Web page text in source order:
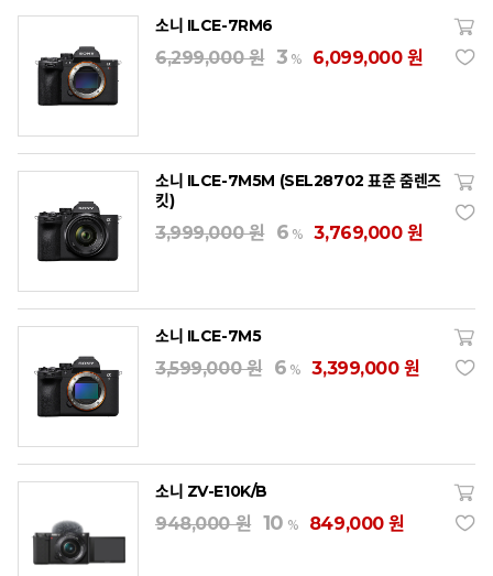
소니 ILCE-7RM6
6,299,000 원 3 % 6,099,000 원
소니 ILCE-7M5M (SEL28702 표준 줌렌즈
킷)
3,999,000 원 6 % 3,769,000 원
소니 ILCE-7M5
3,599,000 원 6 % 3,399,000 원
소니 ZV-E10K/B
948,000 원 10 % 849,000 원